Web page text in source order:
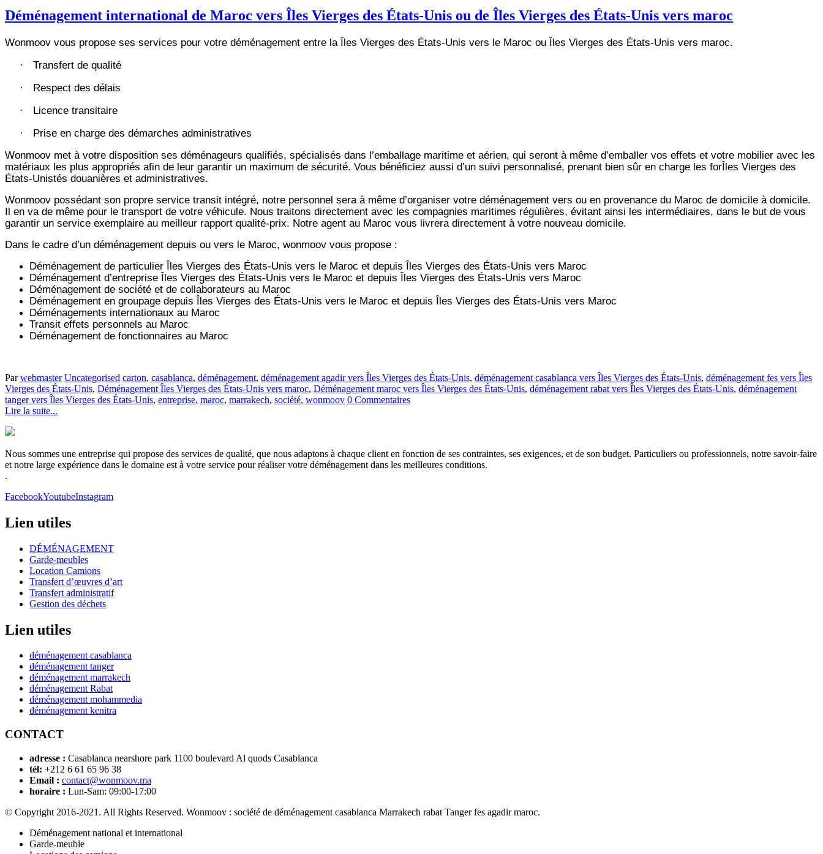
Déménagement international de Maroc vers Îles Vierges des États-Unis ou de Îles Vierges des États-Unis vers maroc
Wonmoov vous propose ses services pour votre déménagement entre la Îles Vierges des États-Unis vers le Maroc ou Îles Vierges des États-Unis vers maroc.
· Transfert de qualité
· Respect des délais
· Licence transitaire
·
Prise en charge des démarches administratives
Wonmoov met à votre disposition ses déménageurs qualifiés, spécialisés dans l’emballage maritime et aérien, qui seront à même d’emballer vos effets et votre mobilier avec les
matériaux les plus appropriés afin de leur garantir un maximum de sécurité. Vous bénéficiez aussi d’un suivi personnalisé, prenant bien sûr en charge les forÎles Vierges des
États-Unistés douanières et administratives.
Wonmoov possédant son propre service transit intégré, notre personnel sera à même d’organiser votre déménagement vers ou en provenance du Maroc de domicile à domicile.
Il en va de même pour le transport de votre véhicule. Nous traitons directement avec les compagnies maritimes régulières, évitant ainsi les intermédiaires, dans le but de vous
garantir un service exemplaire au meilleur rapport qualité-prix. Notre agent au Maroc vous livrera directement à votre nouveau domicile.
Dans le cadre d’un déménagement depuis ou vers le Maroc, wonmoov vous propose :
Déménagement de particulierÎles Vierges des États-Unis vers le Maroc et depuisÎles Vierges des États-Unis vers Maroc
Déménagement d’entrepriseÎles Vierges des États-Unis vers le Maroc et depuisÎles Vierges des États-Unis vers Maroc
Déménagement de société et de collaborateurs au Maroc
Déménagement en groupage depuisÎles Vierges des États-Unis vers le Maroc et depuisÎles Vierges des États-Unis vers Maroc
Déménagements internationaux au Maroc
Transit effets personnels au Maroc
Déménagement de fonctionnaires au Maroc
Parwebmaster Uncategorised carton, casablanca, déménagement, déménagement agadir vers Îles Vierges des États-Unis, déménagement casablanca vers Îles Vierges des États-Unis, déménagement fes vers Îles
Vierges des États-Unis, Déménagement Îles Vierges des États-Unis vers maroc, Déménagement maroc vers Îles Vierges des États-Unis, déménagement rabat vers Îles Vierges des États-Unis, déménagement
tanger vers Îles Vierges des États-Unis, entreprise, maroc, marrakech, société, wonmoov 0 Commentaires
Lire la suite...
Nous sommes une entreprise qui propose des services de qualité, que nous adaptons à chaque client en fonction de ses contraintes, ses exigences, et de son budget. Particuliers ou professionnels, notre savoir-faire
et notre large expérience dans le domaine est à votre service pour réaliser votre déménagement dans les meilleures conditions.
.
FacebookYoutubeInstagram
Lien utiles
DÉMÉNAGEMENT
Garde-meubles
Location Camions
Transfert d’œuvres d’art
Transfert administratif
Gestion des déchets
Lien utiles
déménagement casablanca
déménagement tanger
déménagement marrakech
déménagement Rabat
déménagement mohammedia
déménagement kenitra
CONTACT
adresse : Casablanca nearshore park 1100 boulevard Al quods Casablanca
tél: +212 6 61 65 96 38
Email : contact@wonmoov.ma
horaire : Lun-Sam: 09:00-17:00
© Copyright 2016-2021. All Rights Reserved. Wonmoov : société de déménagement casablanca Marrakech rabat Tanger fes agadir maroc.
Déménagement national et international
Garde-meuble